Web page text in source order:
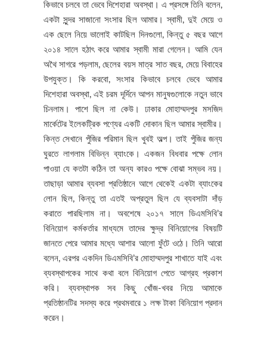
কিভাবে চলবে তা ভেবে দিশেহারা অবস্থা। এ প্রসঙ্গে তিনি বলেন,
একটা সুন্দর সাজানো সংসার ছিল আমার। স্বামী, দুই মেয়ে ও
এক ছেলে নিয়ে ভালোই কাটছিল দিনগুলো, কিন্তু ৫ বছর আগে
২০১৪ সালে হঠাৎ করে আমার স্বামী মারা গেলেন। আমি যেন
অথৈ সাগরে পড়লাম, ছেলের বয়স মাত্র সাত বছর, মেয়ে বিবাহের
উপযুক্ত। কি করবো, সংসার কিভাবে চলবে ভেবে আমার
দিশেহারা অবস্থা, এই চরম দূর্দিনে আপন মানুষগুলোকে নতুন ভাবে
চিনলাম। পাশে ছিল না কেউ। ঢাকার মোহাম্মদপুর মসজিদ
মার্কেটের ইলেকট্রিক পণ্যের একটি দোকান ছিল আমার স্বামীর।
কিন্ত সেখানে পুঁজির পরিমান ছিল খুবই অল্প। তাই পুঁজির জন্য
ঘুরতে লাগলাম বিভিন্ন ব্যাংকে। একজন বিধবার পক্ষে লোন
পাওয়া যে কতটা কঠিন তা অন্য কারও পক্ষে বোঝা সম্ভব নয়।
তাছাড়া আমার ব্যবসা প্রতিষ্ঠানে আগে থেকেই একটা ব্যাংকের
লোন ছিল, কিন্তু তা এতই অপ্রতুল ছিল যে ব্যবসাটা দাঁড়
করাতে পারছিলাম না। অবশেষে ২০১৭ সালে ডিএমসিবি’র
বিনিয়োগ কর্মকর্তার মাধ্যমে তাদের ক্ষুদ্র বিনিয়োগের বিষয়টি
জানতে পেরে আমার মধ্যে আশার আলো ফুঁটে ওঠে। তিনি আরো
বলেন, এরপর একদিন ডিএমসিবি’র মোহাম্মদপুর শাখাতে যাই এবং
ব্যবস্থাপকের সাথে কথা বলে বিনিয়োগ পেতে আগ্রহ প্রকাশ
করি। ব্যবস্থাপক সব কিছু খোঁজ-খবর নিয়ে আমাকে
প্রতিষ্ঠানটির সদস্য করে প্রথমবারে ১ লক্ষ টাকা বিনিয়োগ প্রদান
করেন।